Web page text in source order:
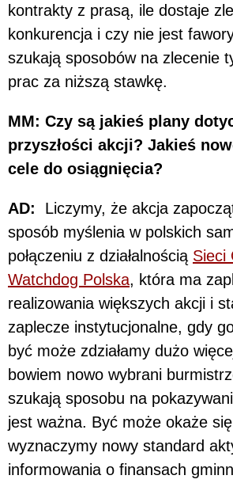
kontrakty z prasą, ile dostaje
konkurencja i czy nie jest
szukają sposobów na zlecenie
prac za niższą stawkę.
MM: Czy są jakieś plany
przyszłości akcji? Jakieś
cele do osiągnięcia?
AD: Liczymy, że akcja
sposób myślenia w polskich
połączeniu z działalnością Sieci
Watchdog Polska, która ma
realizowania większych akcji i
zaplecze instytucjonalne, gdy
być może zdziałamy dużo
bowiem nowo wybrani
szukają sposobu na
jest ważna. Być może okaże
wyznaczymy nowy standard
informowania o finansach